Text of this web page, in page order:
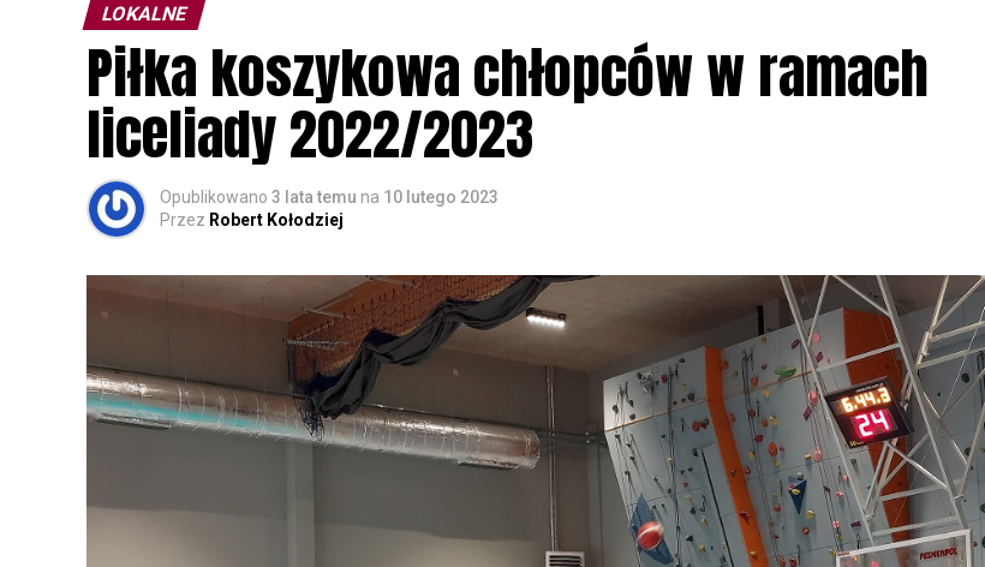
Wszystkich uczestników zapraszamy do udziału w Akcji, włączenia się w aktywne
rozpoznawanie głosów sów i wymianę doświadczeń przy grillu.Na wydarzenie obowiązują
zapisy.
LOKALNE
Piłka koszykowa chłopców w ramach
liceliady 2022/2023
Opublikowano 3 lata temu na 10 lutego 2023
Przez Robert Kołodziej